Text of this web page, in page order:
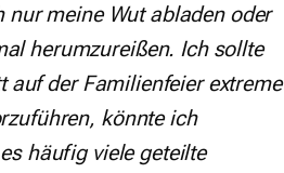
nur meine Wut abladen oder
herumzureißen. Ich sollte
der Familienfeier extreme
könnte ich
häufig viele geteilte